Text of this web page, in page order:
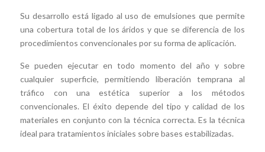
Su desarrollo está ligado al uso de emulsiones que permite
una cobertura total de los áridos y que se diferencia de los
procedimientos convencionales por su forma de aplicación.
Se pueden ejecutar en todo momento del año y sobre
cualquier superficie, permitiendo liberación temprana al
tráfico con una estética superior a los métodos
convencionales. El éxito depende del tipo y calidad de los
materiales en conjunto con la técnica correcta. Es la técnica
ideal para tratamientos iniciales sobre bases estabilizadas.